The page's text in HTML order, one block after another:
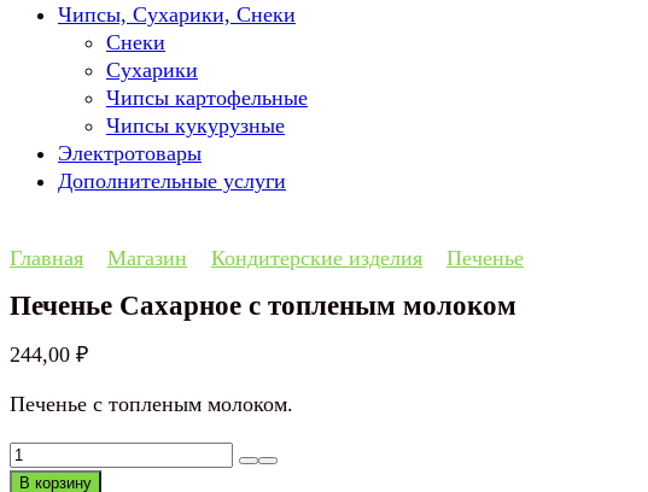
Чипсы, Сухарики, Снеки
Снеки
Сухарики
Чипсы картофельные
Чипсы кукурузные
Электротовары
Дополнительные услуги
Главная Магазин Кондитерские изделия Печенье
Печенье Сахарное с топленым молоком
244,00 ₽
Печенье с топленым молоком.
Количество
товара
В корзину